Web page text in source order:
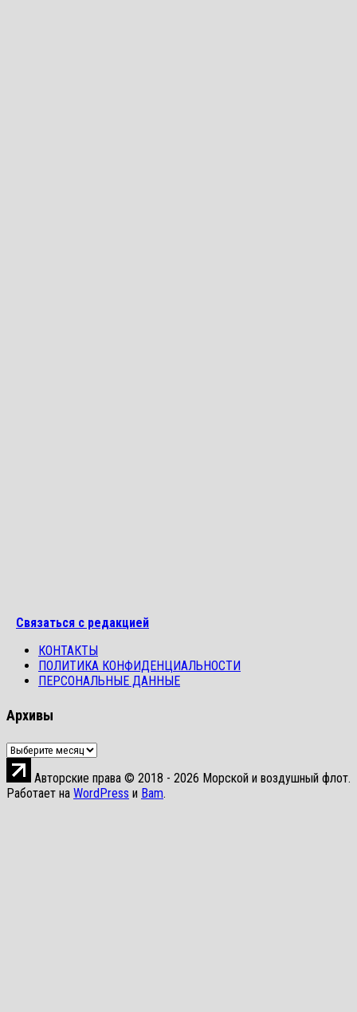
Связаться с редакцией
КОНТАКТЫ
ПОЛИТИКА КОНФИДЕНЦИАЛЬНОСТИ
ПЕРСОНАЛЬНЫЕ ДАННЫЕ
Архивы
Архивы
Авторские права © 2018 - 2026 Морской и воздушный флот.
Работает на WordPress и Bam.